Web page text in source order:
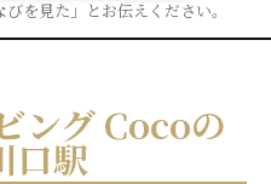
を見た」とお伝えください。
ング Cocoの
駅